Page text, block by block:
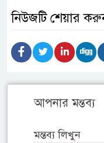
নিউজটি শেয়ার
আপনার মন্তব্য
মন্তব্য লিখুন